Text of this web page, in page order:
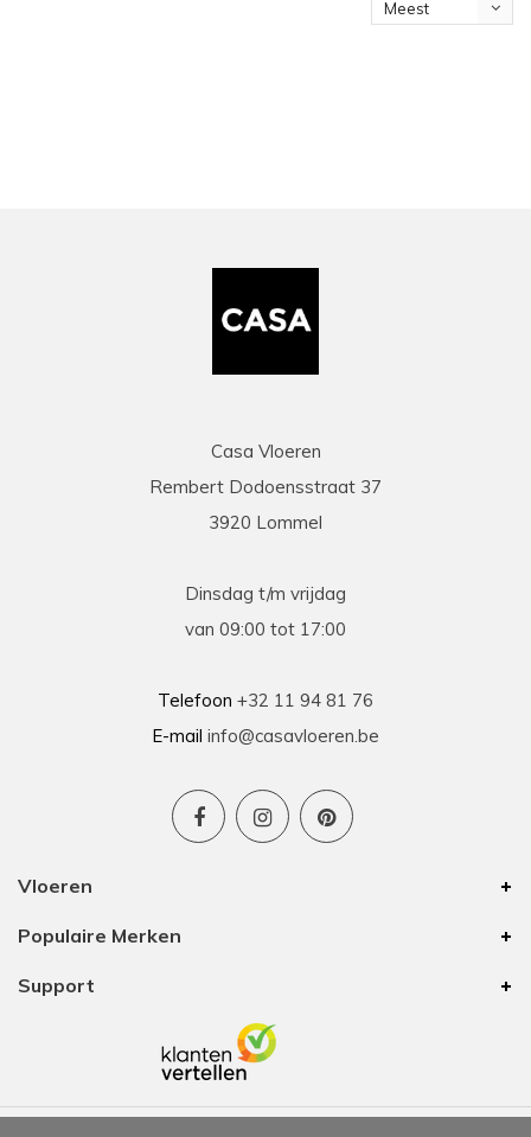
Meest
Casa Vloeren
Rembert Dodoensstraat 37
3920 Lommel
Dinsdag t/m vrijdag
van 09:00 tot 17:00
Telefoon +32 11 94 81 76
E-mail info@casavloeren.be
Vloeren
Populaire Merken
Support